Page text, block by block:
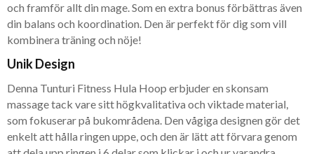
och framför allt din mage. Som en extra bonus förbättras även
din balans och koordination. Den är perfekt för dig som vill
kombinera träning och nöje!
Unik Design
Denna Tunturi Fitness Hula Hoop erbjuder en skonsam
massage tack vare sitt högkvalitativa och viktade material,
som fokuserar på bukområdena. Den vågiga designen gör det
enkelt att hålla ringen uppe, och den är lätt att förvara genom